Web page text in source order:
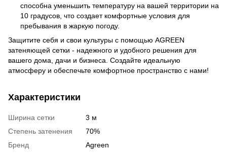
способна уменьшить температуру на вашей территории на
10 градусов, что создает комфортные условия для
пребывания в жаркую погоду.
Защитите себя и свои культуры с помощью AGREEN
затеняющей сетки - надежного и удобного решения для
вашего дома, дачи и бизнеса. Создайте идеальную
атмосферу и обеспечьте комфортное пространство с нами!
Характеристики
Ширина сетки
3 м
Степень затенения
70%
Бренд
Agreen